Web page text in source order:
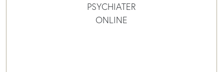
PSYCHIATER
ONLINE